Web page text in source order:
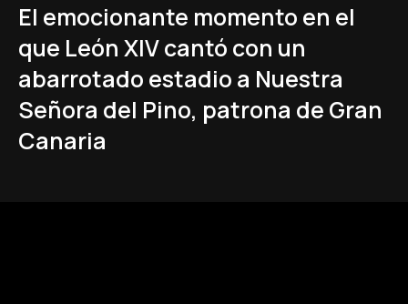
El emocionante momento en el
que León XIV cantó con un
abarrotado estadio a Nuestra
Señora del Pino, patrona de Gran
Canaria